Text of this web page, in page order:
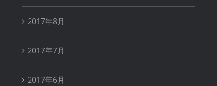
2017年8月
2017年7月
2017年6月